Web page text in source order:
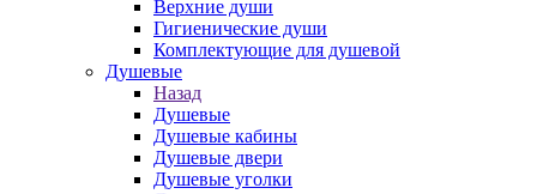
Верхние души
Гигиенические души
Комплектующие для душевой
Душевые
Назад
Душевые
Душевые кабины
Душевые двери
Душевые уголки